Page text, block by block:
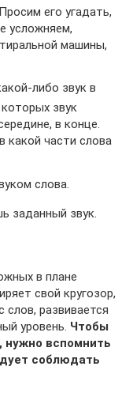
его угадать,
усложняем,
машины,
либо звук в
звук
в конце.
какой части слова
слова.
заданный звук.
в плане
свой кругозор,
слов, развивается
уровень. Чтобы
нужно вспомнить
соблюдать